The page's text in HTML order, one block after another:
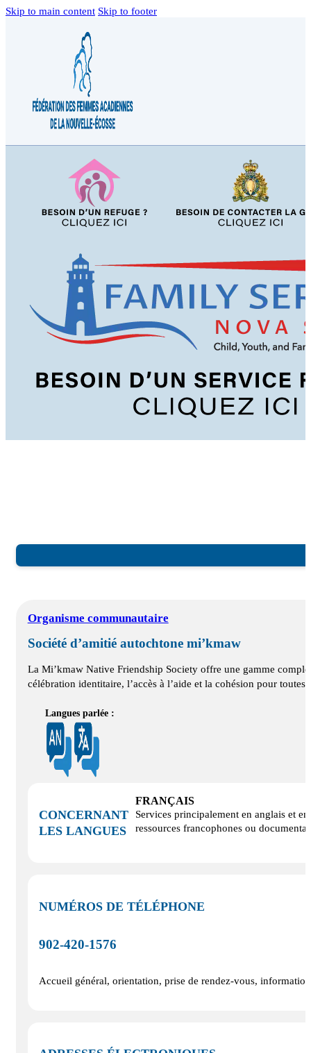
Skip to main content Skip to footer
Organisme communautaire
Société d’amitié autochtone mi’kmaw
La Mi’kmaw Native Friendship Society offre une gamme
célébration identitaire, l’accès à l’aide et la cohésion pour toutes
Langues parlée :
CONCERNANT
LES LANGUES
FRANÇAIS
Services principalement en anglais et
ressources francophones ou
NUMÉROS DE TÉLÉPHONE
902‑420‑1576
Accueil général, orientation, prise de rendez-vous,